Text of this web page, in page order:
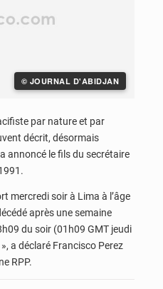
© JOURNAL D'ABIDJAN
par nature et par
décrit, désormais
annoncé le fils du secrétaire
mercredi soir à Lima à l’âge
après une semaine
du soir (01h09 GMT jeudi
a déclaré Francisco Perez
RPP.